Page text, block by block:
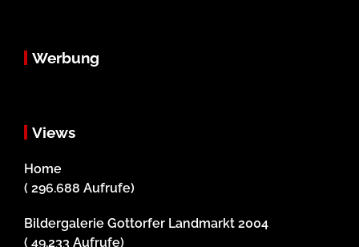
Werbung
Views
Home
( 296.688 Aufrufe)
Bildergalerie Gottorfer Landmarkt 2004
( 49.233 Aufrufe)